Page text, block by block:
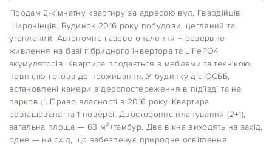
Продам 2-кімнатну квартиру за адресою вул. Гвардійців
Широнінців. Будинок 2016 року побудови, цегляний та
утеплений. Автономне газове опалення + резервне
живлення на базі гібридного інвертора та LiFePO4
акумуляторів. Квартира продається з меблями та технікою,
повністю готова до проживання. У будинку діє ОСББ,
встановлені камери відеоспостереження в під’їзді та на
парковці. Право власності з 2016 року. Квартира
розташована на 1 поверсі. Двостороннє планування (2+1),
загальна площа — 63 м²+тамбур. Два вікна виходять на захід,
одне — на схід, що забезпечує природне освітлення